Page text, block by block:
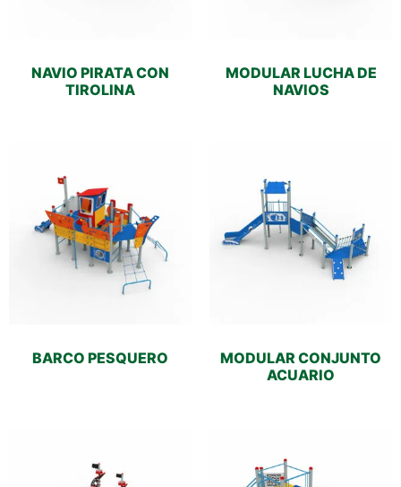
NAVIO PIRATA CON
TIROLINA
MODULAR LUCHA DE
NAVIOS
BARCO PESQUERO
MODULAR CONJUNTO
ACUARIO